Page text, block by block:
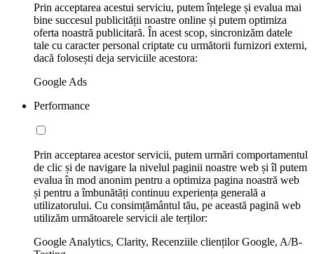
Prin acceptarea acestui serviciu, putem înțelege și evalua mai
bine succesul publicității noastre online și putem optimiza
oferta noastră publicitară. În acest scop, sincronizăm datele
tale cu caracter personal criptate cu următorii furnizori externi,
dacă folosești deja serviciile acestora:
Google Ads
Performance
Prin acceptarea acestor servicii, putem urmări comportamentul
de clic și de navigare la nivelul paginii noastre web și îl putem
evalua în mod anonim pentru a optimiza pagina noastră web
și pentru a îmbunătăți continuu experiența generală a
utilizatorului. Cu consimțământul tău, pe această pagină web
utilizăm următoarele servicii ale terților:
Google Analytics, Clarity, Recenziile clienților Google, A/B-